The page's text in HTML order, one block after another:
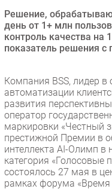
Здоровье
РАЗДЕЛЫ
Аналитика
Интервью
Мероприятия
Проекты
IT класс
Тестовый стенд
Каталог компаний
Решение,
день от 1+ млн
контроль качества на
показатель решения с
Компания BSS, лидер
автоматизации
развития
оператор
маркировки «Честный
престижной Премии в
интеллекта AI-Олимп в
категория
состоялось 27 мая в
рамках форума